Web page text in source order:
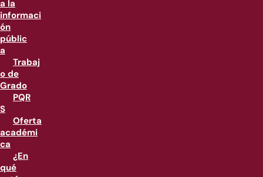
a la
informaci
ón
públic
a
Trabaj
o de
Grado
PQR
S
Oferta
académi
ca
¿En
qué